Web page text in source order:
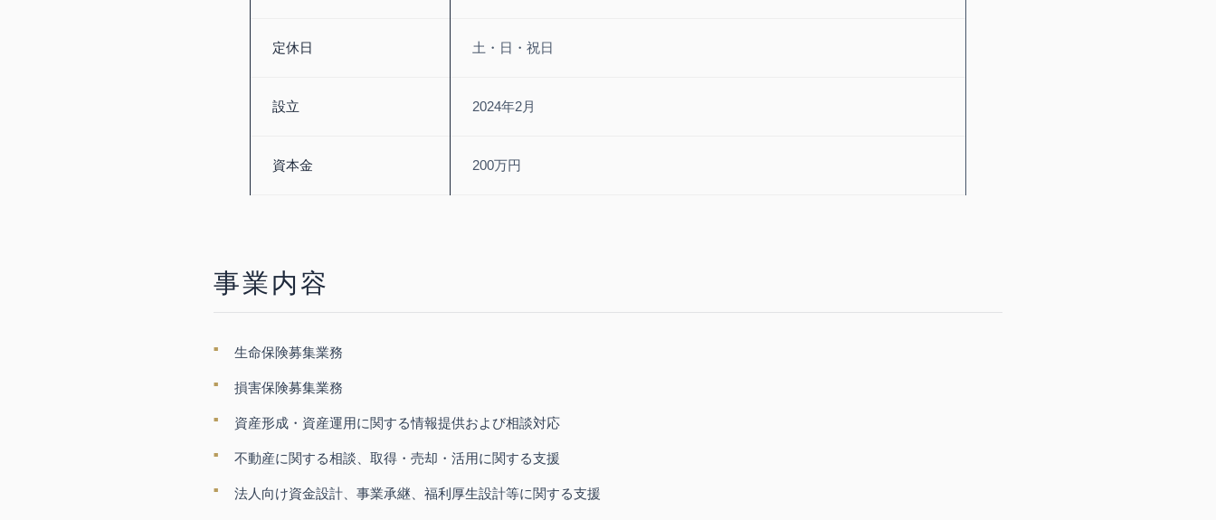
定休日 土・日・祝日
設立 2024年2月
資本金 200万円
事業内容
生命保険募集業務
損害保険募集業務
資産形成・資産運用に関する情報提供および相談対応
不動産に関する相談、取得・売却・活用に関する支援
法人向け資金設計、事業承継、福利厚生設計等に関する支援